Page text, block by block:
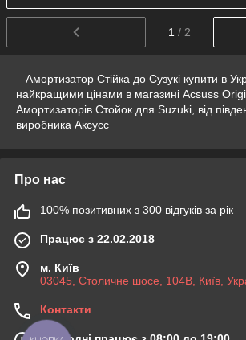
1 / 2
Амортизатор Стійка до Сузукі купити в
найкращими цінами в магазині Acsuss
Амортизаторів Стойок для Suzuki, від
виробника Аксусс
Про нас
100% позитивних з 300 відгуків за рік
Працює з 22.02.2018
м. Київ
03045, Столичне шосе, 104B, Київ,
Контакти